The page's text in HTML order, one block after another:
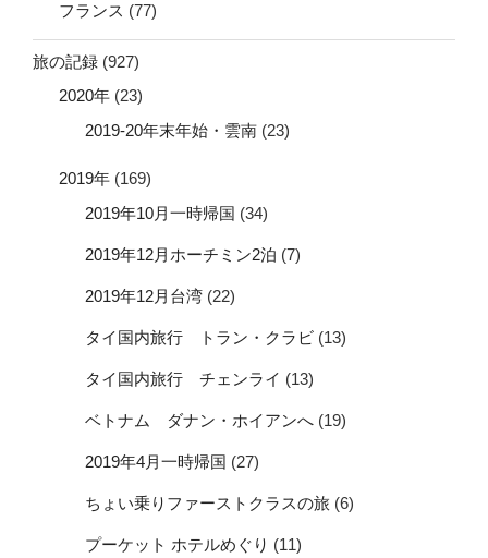
フランス (77)
旅の記録 (927)
2020年 (23)
2019-20年末年始・雲南 (23)
2019年 (169)
2019年10月一時帰国 (34)
2019年12月ホーチミン2泊 (7)
2019年12月台湾 (22)
タイ国内旅行 トラン・クラビ (13)
タイ国内旅行 チェンライ (13)
ベトナム ダナン・ホイアンへ (19)
2019年4月一時帰国 (27)
ちょい乗りファーストクラスの旅 (6)
プーケット ホテルめぐり (11)